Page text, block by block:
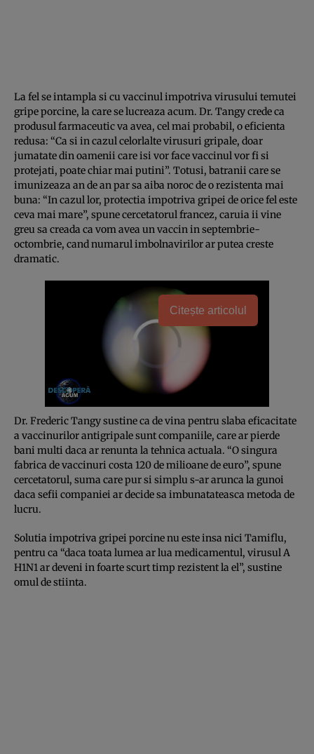
La fel se intampla si cu vaccinul impotriva virusului temutei
gripe porcine, la care se lucreaza acum. Dr. Tangy crede ca
produsul farmaceutic va avea, cel mai probabil, o eficienta
redusa: “Ca si in cazul celorlalte virusuri gripale, doar
jumatate din oamenii care isi vor face vaccinul vor fi si
protejati, poate chiar mai putini”. Totusi, batranii care se
imunizeaza an de an par sa aiba noroc de o rezistenta mai
buna: “In cazul lor, protectia impotriva gripei de orice fel este
ceva mai mare”, spune cercetatorul francez, caruia ii vine
greu sa creada ca vom avea un vaccin in septembrie-
octombrie, cand numarul imbolnavirilor ar putea creste
dramatic.
Citește articolul
Dr. Frederic Tangy sustine ca de vina pentru slaba eficacitate
a vaccinurilor antigripale sunt companiile, care ar pierde
bani multi daca ar renunta la tehnica actuala. “O singura
fabrica de vaccinuri costa 120 de milioane de euro”, spune
cercetatorul, suma care pur si simplu s-ar arunca la gunoi
daca sefii companiei ar decide sa imbunatateasca metoda de
lucru.
Solutia impotriva gripei porcine nu este insa nici Tamiflu,
pentru ca “daca toata lumea ar lua medicamentul, virusul A
H1N1 ar deveni in foarte scurt timp rezistent la el”, sustine
omul de stiinta.